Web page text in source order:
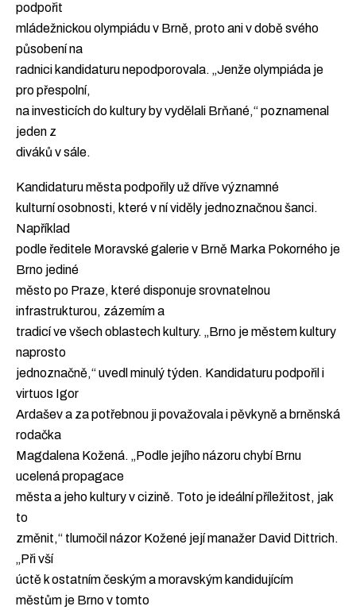
podpořit
mládežnickou olympiádu v Brně, proto ani v době svého
působení na
radnici kandidaturu nepodporovala. „Jenže olympiáda je
pro přespolní,
na investicích do kultury by vydělali Brňané,“ poznamenal
jeden z
diváků v sále.
Kandidaturu města podpořily už dříve významné
kulturní osobnosti, které v ní viděly jednoznačnou šanci.
Například
podle ředitele Moravské galerie v Brně Marka Pokorného je
Brno jediné
město po Praze, které disponuje srovnatelnou
infrastrukturou, zázemím a
tradicí ve všech oblastech kultury. „Brno je městem kultury
naprosto
jednoznačně,“ uvedl minulý týden. Kandidaturu podpořil i
virtuos Igor
Ardašev a za potřebnou ji považovala i pěvkyně a brněnská
rodačka
Magdalena Kožená. „Podle jejího názoru chybí Brnu
ucelená propagace
města a jeho kultury v cizině. Toto je ideální příležitost, jak
to
změnit,“ tlumočil názor Kožené její manažer David Dittrich.
„Při vší
úctě k ostatním českým a moravským kandidujícím
městům je Brno v tomto